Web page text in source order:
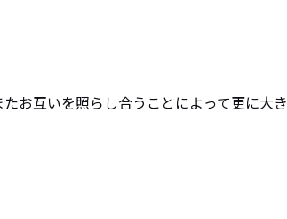
お互いを照らし合うことによって更に大き